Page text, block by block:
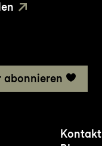
abonnieren
Kontakt